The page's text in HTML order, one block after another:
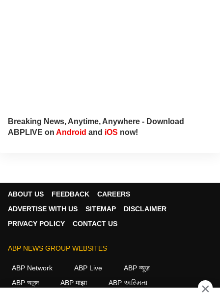
Breaking News, Anytime, Anywhere - Download
ABPLIVE on Android and iOS now!
ABOUT US FEEDBACK
CAREERS
ADVERTISE WITH US
SITEMAP
DISCLAIMER
PRIVACY POLICY
CONTACT US
ABP NEWS GROUP WEBSITES
ABP Network ABP Live
ABP न्यूज़
ABP আনন্দ
ABP माझा
ABP અસ્મિતા
×